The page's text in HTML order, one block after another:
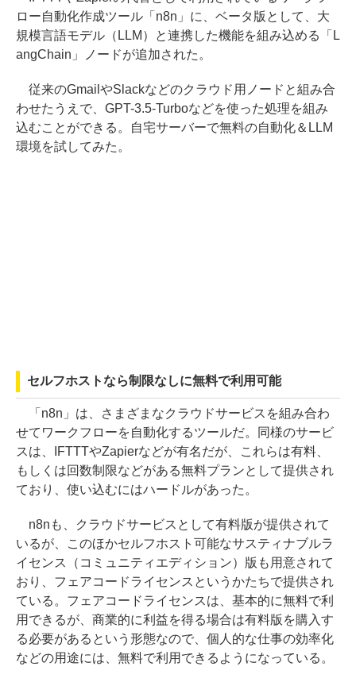
ロー自動化作成ツール「n8n」に、ベータ版として、大
規模言語モデル（LLM）と連携した機能を組み込める「L
angChain」ノードが追加された。
従来のGmailやSlackなどのクラウド用ノードと組み合
わせたうえで、GPT-3.5-Turboなどを使った処理を組み
込むことができる。自宅サーバーで無料の自動化＆LLM
環境を試してみた。
セルフホストなら制限なしに無料で利用可能
「n8n」は、さまざまなクラウドサービスを組み合わ
せてワークフローを自動化するツールだ。同様のサービ
スは、IFTTTやZapierなどが有名だが、これらは有料、
もしくは回数制限などがある無料プランとして提供され
ており、使い込むにはハードルがあった。
n8nも、クラウドサービスとして有料版が提供されて
いるが、このほかセルフホスト可能なサスティナブルラ
イセンス（コミュニティエディション）版も用意されて
おり、フェアコードライセンスというかたちで提供され
ている。フェアコードライセンスは、基本的に無料で利
用できるが、商業的に利益を得る場合は有料版を購入す
る必要があるという形態なので、個人的な仕事の効率化
などの用途には、無料で利用できるようになっている。